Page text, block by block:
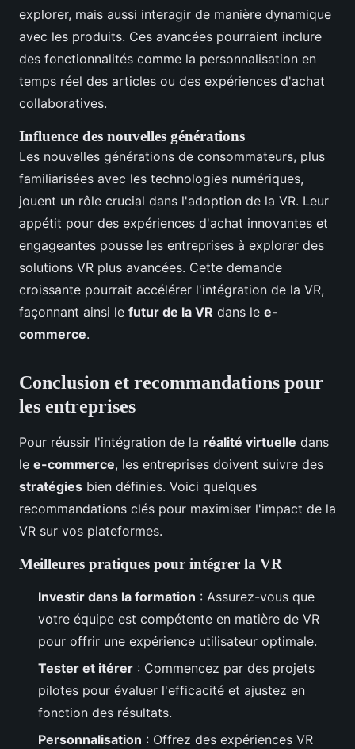
explorer, mais aussi interagir de manière dynamique
avec les produits. Ces avancées pourraient inclure
des fonctionnalités comme la personnalisation en
temps réel des articles ou des expériences d'achat
collaboratives.
Influence des nouvelles générations
Les nouvelles générations de consommateurs, plus
familiarisées avec les technologies numériques,
jouent un rôle crucial dans l'adoption de la VR. Leur
appétit pour des expériences d'achat innovantes et
engageantes pousse les entreprises à explorer des
solutions VR plus avancées. Cette demande
croissante pourrait accélérer l'intégration de la VR,
façonnant ainsi le futur de la VR dans le e-
commerce.
Conclusion et recommandations pour
les entreprises
Pour réussir l'intégration de la réalité virtuelle dans
le e-commerce, les entreprises doivent suivre des
stratégies bien définies. Voici quelques
recommandations clés pour maximiser l'impact de la
VR sur vos plateformes.
Meilleures pratiques pour intégrer la VR
Investir dans la formation : Assurez-vous que
votre équipe est compétente en matière de VR
pour offrir une expérience utilisateur optimale.
Tester et itérer : Commencez par des projets
pilotes pour évaluer l'efficacité et ajustez en
fonction des résultats.
Personnalisation : Offrez des expériences VR